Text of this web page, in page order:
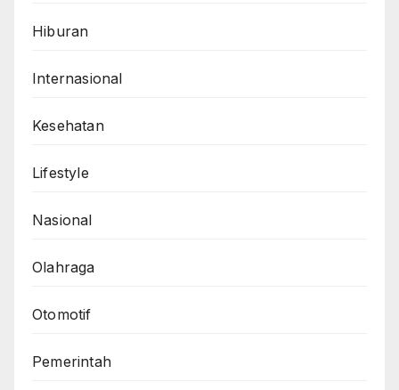
Hiburan
Internasional
Kesehatan
Lifestyle
Nasional
Olahraga
Otomotif
Pemerintah